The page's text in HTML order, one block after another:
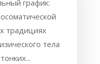
график:
традициях
тела